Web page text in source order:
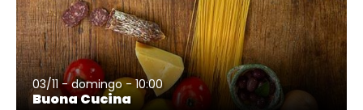
03/11 - domingo - 10:00
Buona Cucina